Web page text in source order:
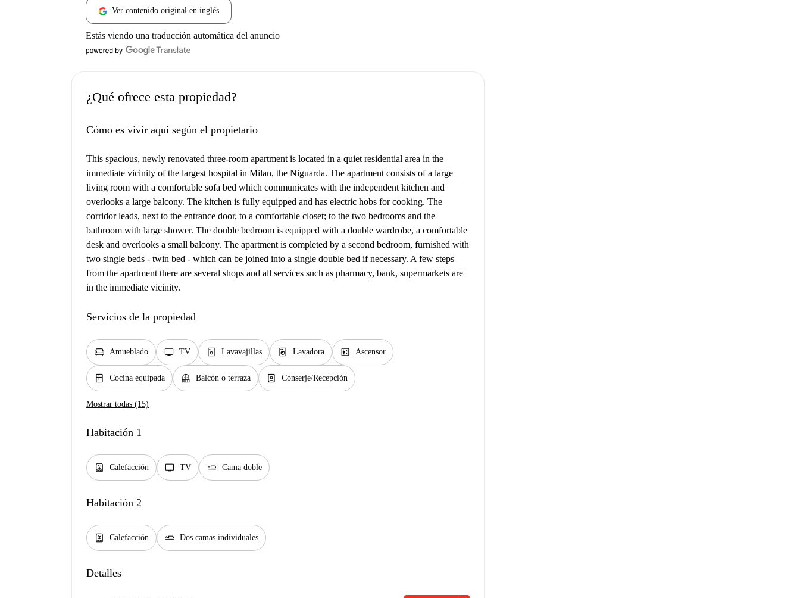
Ver contenido original en inglés
Estás viendo una traducción automática del anuncio
¿Qué ofrece esta propiedad?
Cómo es vivir aquí según el propietario
This spacious, newly renovated three-room apartment is located in a quiet residential area in the
immediate vicinity of the largest hospital in Milan, the Niguarda. The apartment consists of a large
living room with a comfortable sofa bed which communicates with the independent kitchen and
overlooks a large balcony. The kitchen is fully equipped and has electric hobs for cooking. The
corridor leads, next to the entrance door, to a comfortable closet; to the two bedrooms and the
bathroom with large shower. The double bedroom is equipped with a double wardrobe, a comfortable
desk and overlooks a small balcony. The apartment is completed by a second bedroom, furnished with
two single beds - twin bed - which can be joined into a single double bed if necessary. A few steps
from the apartment there are several shops and all services such as pharmacy, bank, supermarkets are
in the immediate vicinity.
Servicios de la propiedad
chair Amueblado tv TV dishwasher_gen Lavavajillas local_laundry_service Lavadora elevator Ascensor
kitchen Cocina equipada balcony Balcón o terraza person_book Conserje/Recepción
Mostrar todas (15)
Habitación 1
water_heater Calefacción tv TV airline_seat_flat Cama doble
Habitación 2
water_heater Calefacción airline_seat_flat Dos camas individuales
Detalles